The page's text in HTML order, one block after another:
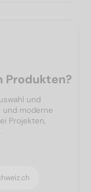
Produkten?
und
und moderne
Projekten,